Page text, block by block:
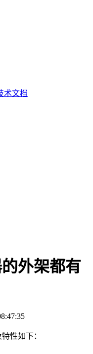
术文档
外架都有
性如下：